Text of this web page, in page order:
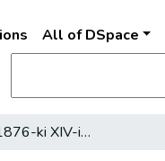
All of DSpace
Emlékirat az 1876-ki XIV-ik t. cz. értelmében rendszeresített járásorvosi és körorvosi intézmény tárgyában melyet a zemplénmegyei közigazgatási bizottságnak beterjesztett: Chyzer Kornél